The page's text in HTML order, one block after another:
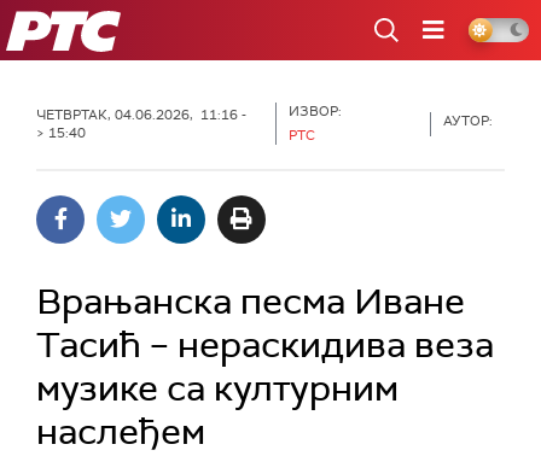
РТС
ЧЕТВРТАК, 04.06.2026, 11:16 -
> 15:40
ИЗВОР:
РТС
АУТОР:
Врањанска песма Иване
Тасић – нераскидива веза
музике са културним
наслеђем